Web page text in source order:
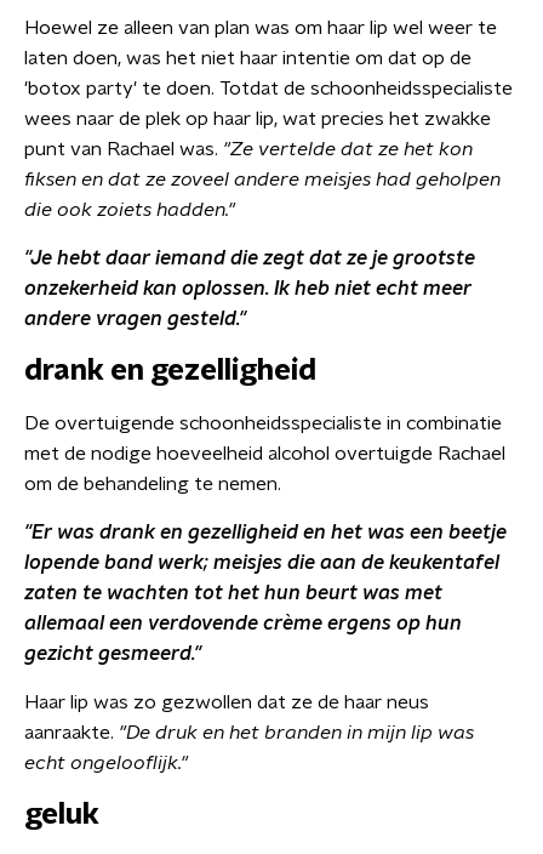
Hoewel ze alleen van plan was om haar lip wel weer te
laten doen, was het niet haar intentie om dat op de
'botox party' te doen. Totdat de schoonheidsspecialiste
wees naar de plek op haar lip, wat precies het zwakke
punt van Rachael was. "Ze vertelde dat ze het kon
fiksen en dat ze zoveel andere meisjes had geholpen
die ook zoiets hadden."
"Je hebt daar iemand die zegt dat ze je grootste
onzekerheid kan oplossen. Ik heb niet echt meer
andere vragen gesteld."
drank en gezelligheid
De overtuigende schoonheidsspecialiste in combinatie
met de nodige hoeveelheid alcohol overtuigde Rachael
om de behandeling te nemen.
"Er was drank en gezelligheid en het was een beetje
lopende band werk; meisjes die aan de keukentafel
zaten te wachten tot het hun beurt was met
allemaal een verdovende crème ergens op hun
gezicht gesmeerd."
Haar lip was zo gezwollen dat ze de haar neus
aanraakte. "De druk en het branden in mijn lip was
echt ongelooflijk."
geluk